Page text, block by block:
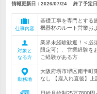
情報更新日：2026/07/24 終了予定日
仕事内容
基礎工事を専門とする
機器材のルート営業お
対象と
なる方
業界未経験歓迎！＜必
限定可）、営業経験を
ご経験がある方
勤務地
大阪府堺市堺区南半
なし 【雇入れ直後】上